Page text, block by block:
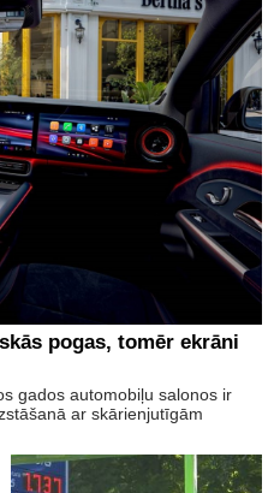
pogas, tomēr ekrāni
gados automobiļu salonos ir
ar skārienjutīgām